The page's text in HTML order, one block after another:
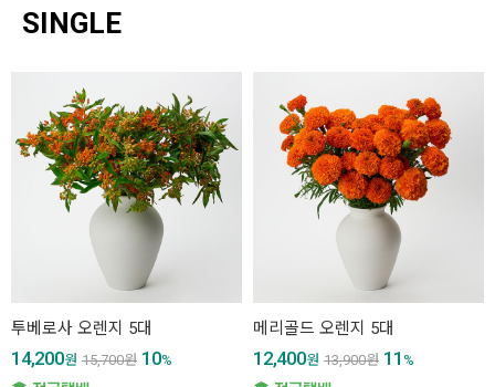
SINGLE
투베로사 오렌지 5대
14,200원 15,700원 10%
메리골드 오렌지 5대
12,400원 13,900원 11 %